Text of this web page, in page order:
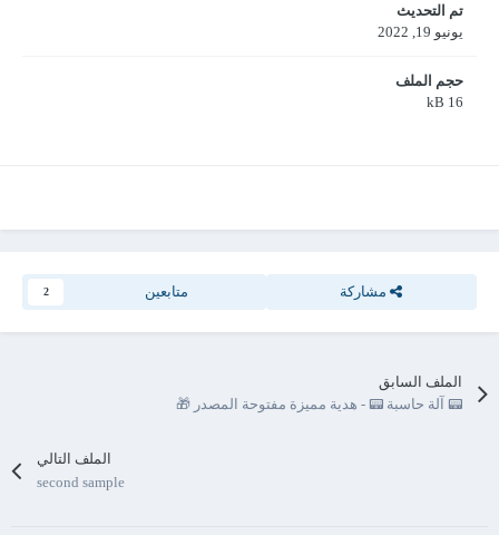
تم التحديث
يونيو 19, 2022
حجم الملف
16 kB
مشاركة متابعين 2
الملف السابق
📟 آلة حاسبة 📟 - هدية مميزة مفتوحة المصدر 🎁
الملف التالي
second sample